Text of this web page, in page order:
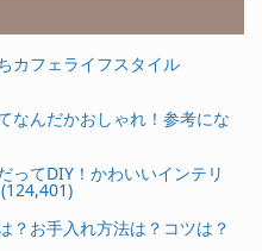
カフェライフスタイル
なんだかおしゃれ！参考にな
ってDIY！かわいいインテリ
？お手入れ方法は？コツは？